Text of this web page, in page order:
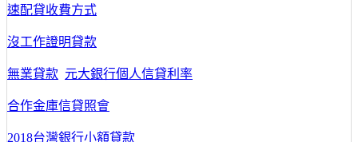
速配貸收費方式
沒工作證明貸款
無業貸款 元大銀行個人信貸利率
合作金庫信貸照會
2018台灣銀行小額貸款